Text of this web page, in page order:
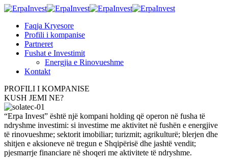
Faqja Kryesore
Profili i kompanise
Partneret
Fushat e Investimit
Energjia e Rinovueshme
Kontakt
PROFILI I KOMPANISE
KUSH JEMI NE?
“Erpa Invest” është një kompani holding që operon në fusha të
ndryshme investimi: si investime me aktivitet në fushën e energjive
të rinovueshme; sektorit imobiliar; turizmit; agrikulturë; blerjen dhe
shitjen e aksioneve në tregun e Shqipërisë dhe jashtë vendit;
pjesmarrje financiare në shoqeri me aktivitete të ndryshme.